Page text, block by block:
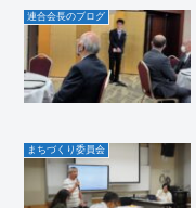
連合会長のブログ
まちづくり委員会